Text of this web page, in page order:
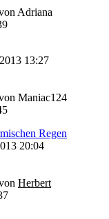
Adriana
13:27
Maniac124
Regen
20:04
Herbert